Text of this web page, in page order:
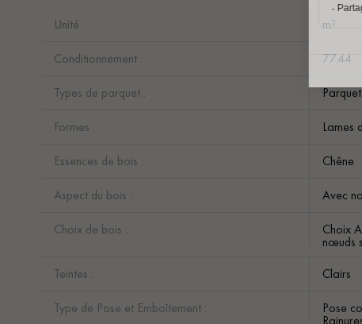
Unité : m²
Conditionnement : 77.44
Types de parquet :
Formes : Lames
Essences de bois : Chêne
Aspect du bois : Avec
Choix de bois : Choix
nœuds
Teintes :
Clairs
Type de Pose et Emboîtement : Pose